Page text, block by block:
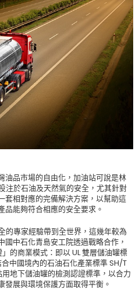
油品市場的自由化，加油站可說是林
注於石油及天然氣的安全，尤其針對
套相對應的完備解決方案，以幫助這
能夠符合相應的安全要求。
的專家經驗帶到全世界，這幾年較為
中石化青島安工院透過戰略合作，
的商業模式：即以 UL 雙層儲油罐標
合中國境內的石油石化產業標準 SH/T
地下儲油罐的檢測認證標準，以合力
展與環境保護方面取得平衡。